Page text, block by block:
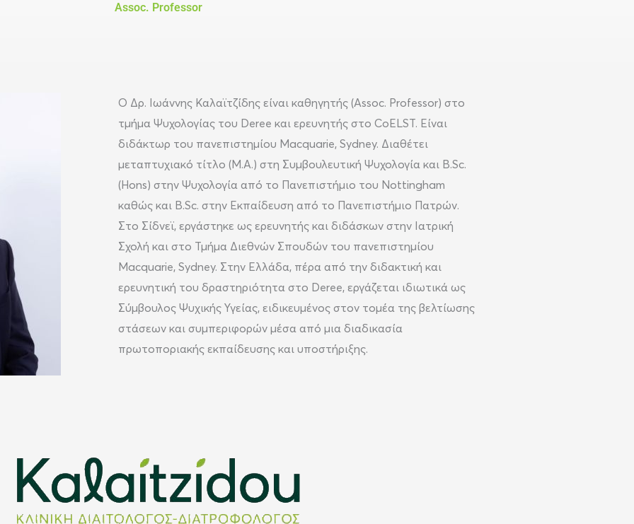
Assoc. Professor
Ο Δρ. Ιωάννης Καλαϊτζίδης είναι καθηγητής (Assoc. Professor) στο
τμήμα Ψυχολογίας του Deree και ερευνητής στο CoELST. Είναι
διδάκτωρ του πανεπιστημίου Macquarie, Sydney. Διαθέτει
μεταπτυχιακό τίτλο (M.A.) στη Συμβουλευτική Ψυχολογία και B.Sc.
(Hons) στην Ψυχολογία από το Πανεπιστήμιο του Nottingham
καθώς και B.Sc. στην Εκπαίδευση από το Πανεπιστήμιο Πατρών.
Στο Σίδνεϊ, εργάστηκε ως ερευνητής και διδάσκων στην Ιατρική
Σχολή και στο Τμήμα Διεθνών Σπουδών του πανεπιστημίου
Macquarie, Sydney. Στην Ελλάδα, πέρα από την διδακτική και
ερευνητική του δραστηριότητα στο Deree, εργάζεται ιδιωτικά ως
Σύμβουλος Ψυχικής Υγείας, ειδικευμένος στον τομέα της βελτίωσης
στάσεων και συμπεριφορών μέσα από μια διαδικασία
πρωτοποριακής εκπαίδευσης και υποστήριξης.